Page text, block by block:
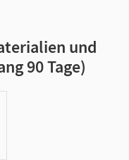
und
90 Tage)